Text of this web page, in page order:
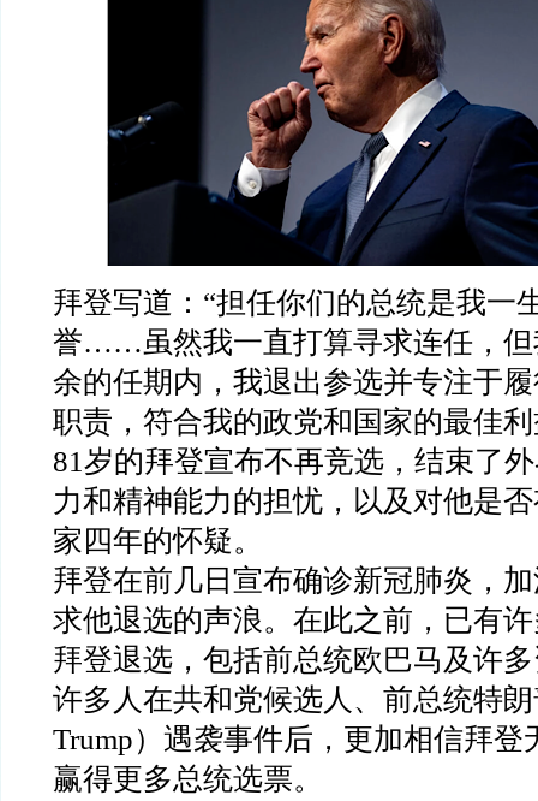
拜登写道：“担任你们的总统是我一
誉……虽然我一直打算寻求连任，但
余的任期内，我退出参选并专注于
职责，符合我的政党和国家的最佳利
81岁的拜登宣布不再竞选，结束了
力和精神能力的担忧，以及对他是
家四年的怀疑。
拜登在前几日宣布确诊新冠肺炎，
求他退选的声浪。在此之前，已有
拜登退选，包括前总统欧巴马及许
许多人在共和党候选人、前总统特
Trump）遇袭事件后，更加相信拜登
赢得更多总统选票。